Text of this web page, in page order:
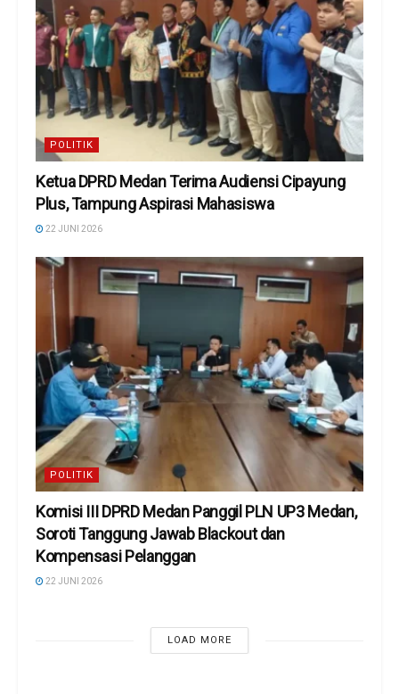
POLITIK
Ketua DPRD Medan Terima Audiensi Cipayung
Plus, Tampung Aspirasi Mahasiswa
22 JUNI 2026
POLITIK
Komisi III DPRD Medan Panggil PLN UP3 Medan,
Soroti Tanggung Jawab Blackout dan
Kompensasi Pelanggan
22 JUNI 2026
LOAD MORE